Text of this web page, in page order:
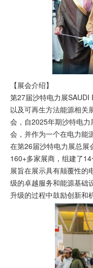
【展会介绍】
第27届沙特电力展SAUDI
以及可再生方法能源相关
会，自2025年期沙特电
会，并作为一个在电力能
在第26届沙特电力展总展
160+多家展商，组建了
展旨在展示具有颠覆性的
级的卓越服务和能源基础
升级的过程中鼓励创新和